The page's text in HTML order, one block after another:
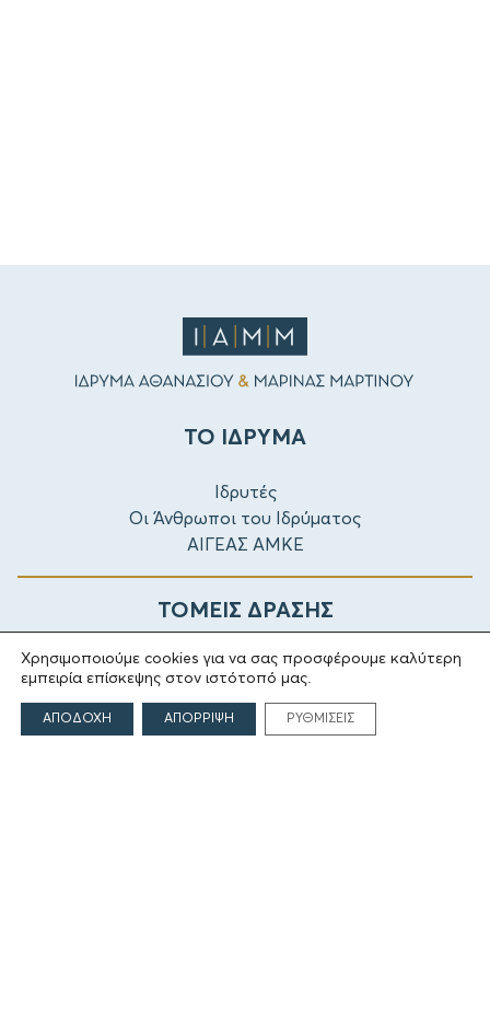
ΤΟ ΙΔΡΥΜΑ
Ιδρυτές
Οι Άνθρωποι του Ιδρύματος
ΑΙΓΕΑΣ ΑΜΚΕ
ΤΟΜΕΙΣ ΔΡΑΣΗΣ
Πολιτισμός
Θρησκεία
Εκπαίδευση
Χρησιμοποιούμε cookies για να σας προσφέρουμε καλύτερη
εμπειρία επίσκεψης στον ιστότοπό μας.
ΑΠΟΔΟΧΗ ΑΠΟΡΡΙΨΗ ΡΥΘΜΙΣΕΙΣ